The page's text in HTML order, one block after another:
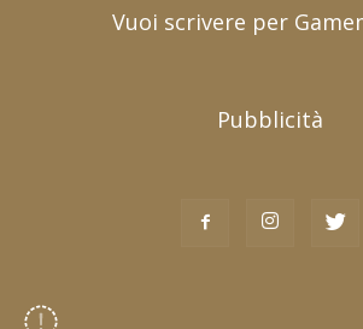
Vuoi scrivere per
Pubblicità